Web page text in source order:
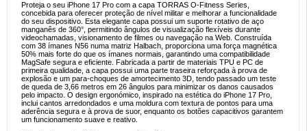
Proteja o seu iPhone 17 Pro com a capa TORRAS O-Fitness Series,
concebida para oferecer proteção de nível militar e melhorar a funcionalidade
do seu dispositivo. Esta elegante capa possui um suporte rotativo de aço
manganês de 360°, permitindo ângulos de visualização flexíveis durante
videochamadas, visionamento de filmes ou navegação na Web. Construída
com 38 ímanes N56 numa matriz Halbach, proporciona uma força magnética
50% mais forte do que os ímanes normais, garantindo uma compatibilidade
MagSafe segura e eficiente. Fabricada a partir de materiais TPU e PC de
primeira qualidade, a capa possui uma parte traseira reforçada à prova de
explosão e um para-choques de amortecimento 3D, tendo passado um teste
de queda de 3,66 metros em 26 ângulos para minimizar os danos causados
pelo impacto. O design ergonómico, inspirado na estética do iPhone 17 Pro,
inclui cantos arredondados e uma moldura com textura de pontos para uma
aderência segura e à prova de suor, enquanto os botões capacitivos garantem
um funcionamento suave e reativo.